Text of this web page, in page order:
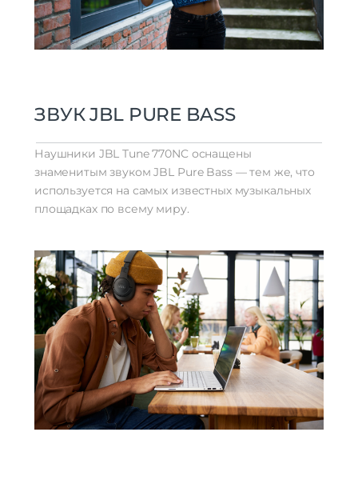
ЗВУК JBL PURE BASS
Наушники JBL Tune 770NC оснащены
знаменитым звуком JBL Pure Bass — тем же, что
используется на самых известных музыкальных
площадках по всему миру.